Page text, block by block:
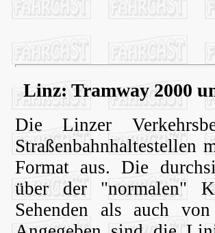
Linz: Tramway 2000
Die Linzer
Straßenbahnhaltestellen
Format aus. Die
über der "normalen"
Sehenden als auch